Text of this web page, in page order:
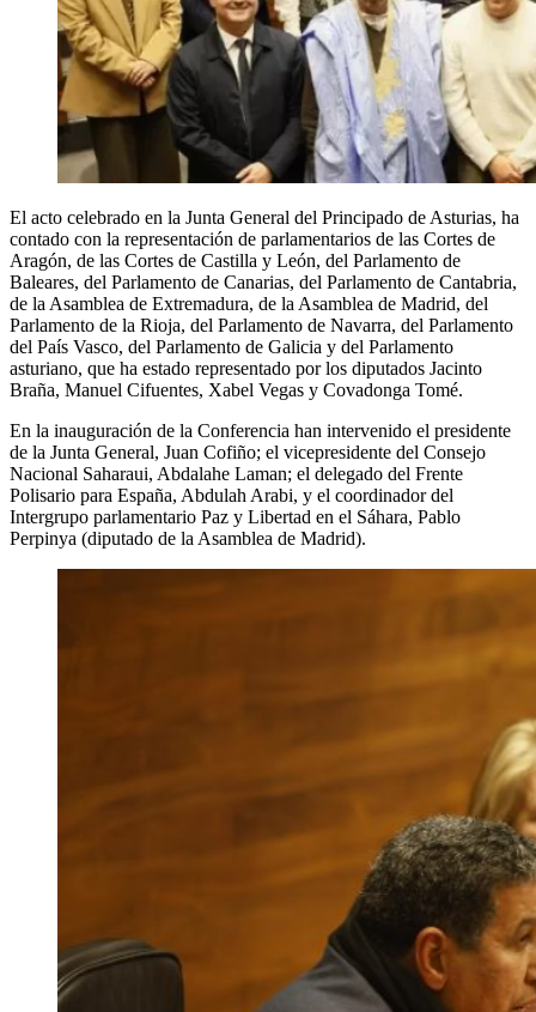
El acto celebrado en la Junta General del Principado de Asturias, ha
contado con la representación de parlamentarios de las Cortes de
Aragón, de las Cortes de Castilla y León, del Parlamento de
Baleares, del Parlamento de Canarias, del Parlamento de Cantabria,
de la Asamblea de Extremadura, de la Asamblea de Madrid, del
Parlamento de la Rioja, del Parlamento de Navarra, del Parlamento
del País Vasco, del Parlamento de Galicia y del Parlamento
asturiano, que ha estado representado por los diputados Jacinto
Braña, Manuel Cifuentes, Xabel Vegas y Covadonga Tomé.
En la inauguración de la Conferencia han intervenido el presidente
de la Junta General, Juan Cofiño; el vicepresidente del Consejo
Nacional Saharaui, Abdalahe Laman; el delegado del Frente
Polisario para España, Abdulah Arabi, y el coordinador del
Intergrupo parlamentario Paz y Libertad en el Sáhara, Pablo
Perpinya (diputado de la Asamblea de Madrid).